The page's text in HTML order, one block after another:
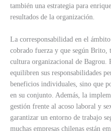
también una estrategia para
resultados de la organización.
La corresponsabilidad en el
cobrado fuerza y que según Brito,
cultura organizacional de Bagrou.
equilibren sus responsabilidades
beneficios individuales, sino que
en su conjunto. Además, la
gestión frente al acoso laboral y
garantizar un entorno de trabajo
muchas empresas chilenas están